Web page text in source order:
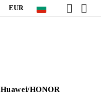
EUR
Huawei/HONOR